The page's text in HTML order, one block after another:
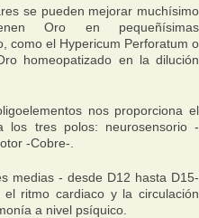
se pueden mejorar muchísimo
Oro en pequeñísimas
como el Hypericum Perforatum o
homeopatizado en la dilución
nos proporciona el
los tres polos: neurosensorio -
-Cobre-.
medias - desde D12 hasta D15-
ritmo cardiaco y la circulación
a nivel psíquico.